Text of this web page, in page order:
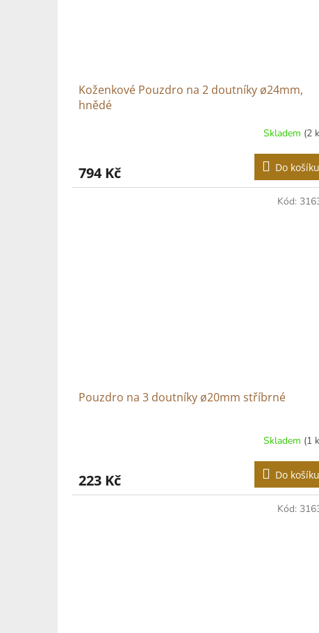
Koženkové Pouzdro na 2 doutníky ø24mm,
hnědé
Skladem (2
794 Kč Do košíku
Pouzdro na 3 doutníky ø20mm stříbrné
Skladem (1
223 Kč Do košíku
Kód:
Kód: